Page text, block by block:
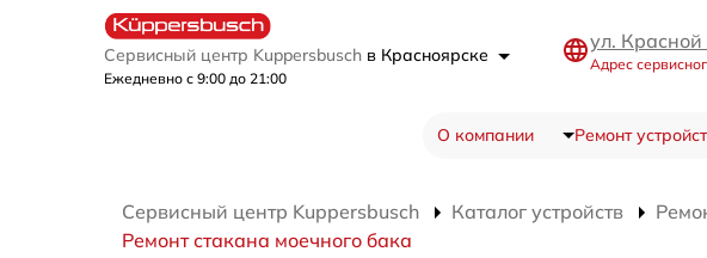
Сервисный центр Kuppersbusch в Красноярске
Ежедневно с 9:00 до 21:00
ул.
Адрес
О компании Ремонт
Сервисный центр Kuppersbusch Каталог устройств
Ремонт стакана моечного бака